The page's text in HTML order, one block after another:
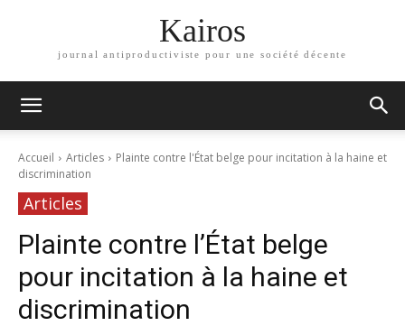
Kairos
journal antiproductiviste pour une société décente
Accueil Articles
Plainte contre l'État belge pour incitation à la haine et
discrimination
Articles
Plainte contre l’État belge
pour incitation à la haine et
discrimination